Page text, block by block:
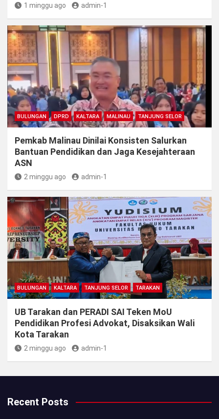
1 minggu ago admin-1
BULUNGAN DPRD KALTARA MALINAU TANJUNG SELOR
Pemkab Malinau Dinilai Konsisten Salurkan
Bantuan Pendidikan dan Jaga Kesejahteraan
ASN
2 minggu ago admin-1
BULUNGAN KALTARA TANJUNG SELOR TARAKAN
UB Tarakan dan PERADI SAI Teken MoU
Pendidikan Profesi Advokat, Disaksikan Wali
Kota Tarakan
2 minggu ago admin-1
Recent Posts